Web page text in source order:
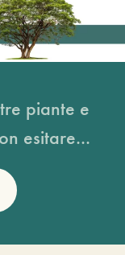
piante e
esitare...